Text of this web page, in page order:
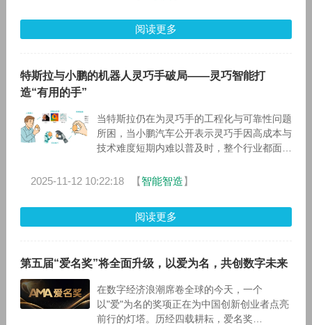
阅读更多
特斯拉与小鹏的机器人灵巧手破局——灵巧智能打
造“有用的手”
当特斯拉仍在为灵巧手的工程化与可靠性问题
所困，当小鹏汽车公开表示灵巧手因高成本与
技术难度短期内难以普及时，整个行业都面临
难以投入实际应用？ 许
2025-11-12 10:22:18 【智能智造】
阅读更多
第五届“爱名奖”将全面升级，以爱为名，共创数字未来
在数字经济浪潮席卷全球的今天，一个
以"爱"为名的奖项正在为中国创新创业者点亮
前行的灯塔。历经四载耕耘，爱名奖